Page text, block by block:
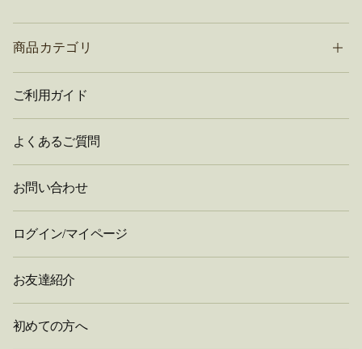
商品カテゴリ
ご利用ガイド
よくあるご質問
お問い合わせ
ログイン/マイページ
お友達紹介
初めての方へ